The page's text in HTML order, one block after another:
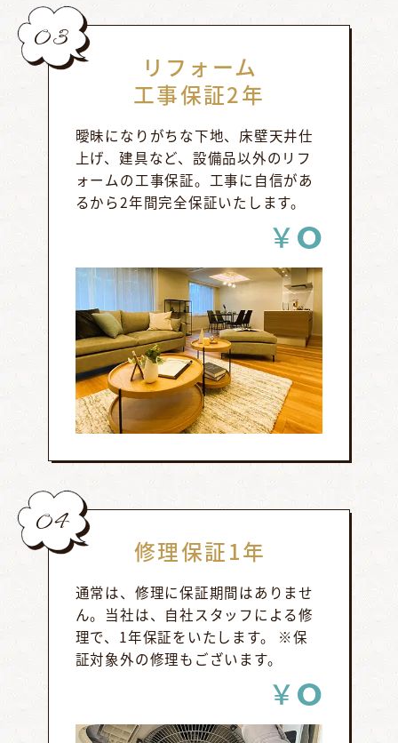
03
リフォーム
工事保証2年
曖昧になりがちな下地、床壁天井仕
上げ、建具など、設備品以外のリフ
ォームの工事保証。工事に自信があ
るから2年間完全保証いたします。
￥0
04
修理保証1年
通常は、修理に保証期間はありませ
ん。当社は、自社スタッフによる修
理で、1年保証をいたします。 ※保
証対象外の修理もございます。
￥0